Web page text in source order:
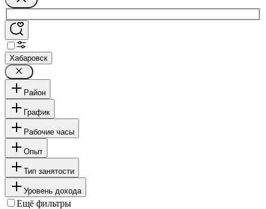
Хабаровск
Район
График
Рабочие часы
Опыт
Тип занятости
Уровень дохода
Ещё фильтры